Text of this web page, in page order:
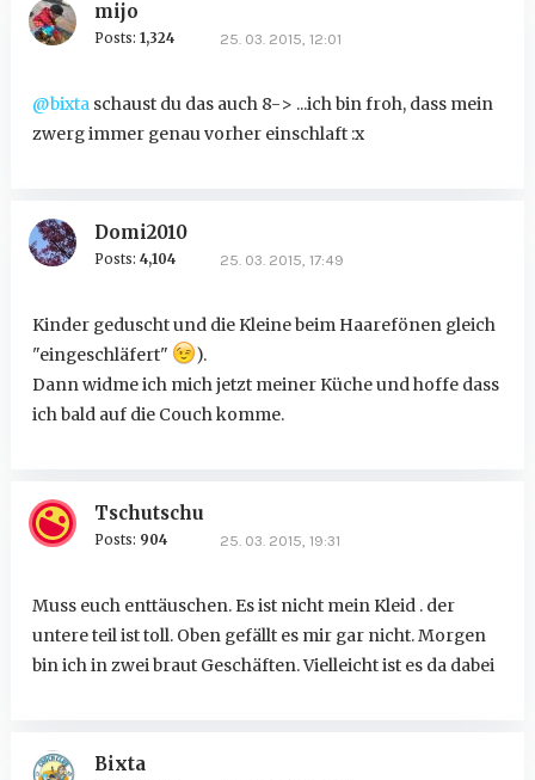
mijo
Posts: 1,324 25. 03. 2015, 12:01
@bixtaschaust du das auch 8-> ...ich bin froh, dass mein
zwerg immer genau vorher einschlaft :x
Domi2010
Posts: 4,104 25. 03. 2015, 17:49
Kinder geduscht und die Kleine beim Haarefönen gleich
"eingeschläfert"
).
Dann widme ich mich jetzt meiner Küche und hoffe dass
ich bald auf die Couch komme.
Tschutschu
Posts: 904 25. 03. 2015, 19:31
Muss euch enttäuschen. Es ist nicht mein Kleid . der
untere teil ist toll. Oben gefällt es mir gar nicht. Morgen
bin ich in zwei braut Geschäften. Vielleicht ist es da dabei
Bixta